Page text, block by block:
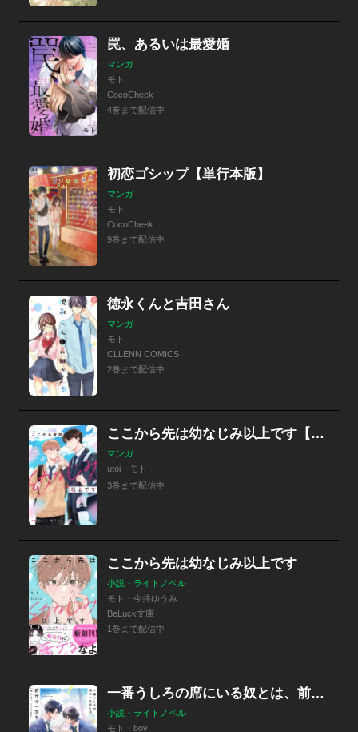
罠、あるいは最愛婚
マンガ
モト
CocoCheek
4巻まで配信中
初恋ゴシップ【単行本版】
マンガ
モト
CocoCheek
9巻まで配信中
徳永くんと吉田さん
マンガ
モト
CLLENN COMICS
2巻まで配信中
ここから先は幼なじみ以上です【単話版】
マンガ
utoi・モト
3巻まで配信中
ここから先は幼なじみ以上です
小説・ライトノベル
モト・今井ゆうみ
BeLuck文庫
1巻まで配信中
一番うしろの席にいる奴とは、前世で一生を添い遂げました。
小説・ライトノベル
モト・bov